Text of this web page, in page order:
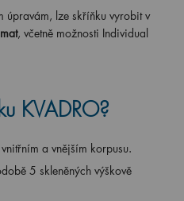
úpravám, lze skříňku vyrobit v
, včetně možnosti Individual
KVADRO?
a vnějším korpusu.
5 skleněných výškově